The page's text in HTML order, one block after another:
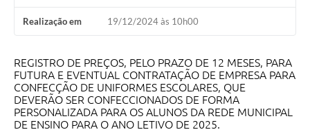
Telefones Úteis
Transparência
Enquete
SIC
Contato
Realização em 19/12/2024 às 10h00
REGISTRO DE PREÇOS, PELO PRAZO DE 12 MESES, PARA
FUTURA E EVENTUAL CONTRATAÇÃO DE EMPRESA PARA
CONFECÇÃO DE UNIFORMES ESCOLARES, QUE
DEVERÃO SER CONFECCIONADOS DE FORMA
PERSONALIZADA PARA OS ALUNOS DA REDE MUNICIPAL
DE ENSINO PARA O ANO LETIVO DE 2025.